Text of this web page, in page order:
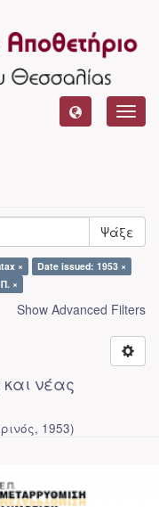
Ψάξε
×
Date issued: 1953 ×
×
Show Advanced Filters
και νέας
, 1953)